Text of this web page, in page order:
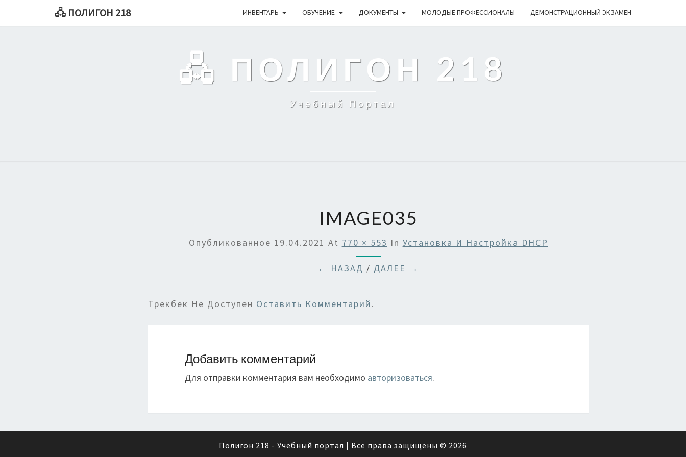
🖧 ПОЛИГОН 218 ИНВЕНТАРЬ ОБУЧЕНИЕ ДОКУМЕНТЫ МОЛОДЫЕ ПРОФЕССИОНАЛЫ ДЕМОНСТРАЦИОННЫЙ ЭКЗАМЕН
🖧 ПОЛИГОН 218
Учебный Портал
IMAGE035
Опубликованное 19.04.2021 At 770 × 553 In Установка И Настройка DHCP
← НАЗАД / ДАЛЕЕ →
Трекбек Не Доступен Оставить Комментарий.
Добавить комментарий
Для отправки комментария вам необходимо авторизоваться.
Полигон 218 - Учебный портал | Все права защищены © 2026